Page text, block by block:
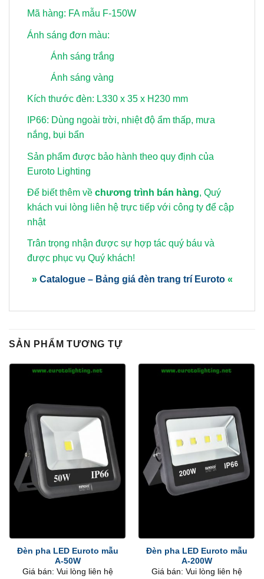
Mã hàng: FA mẫu F-150W
Ánh sáng đơn màu:
Ánh sáng trắng
Ánh sáng vàng
Kích thước đèn: L330 x 35 x H230 mm
IP66: Dùng ngoài trời, nhiệt độ ẩm thấp, mưa
nắng, bụi bẩn
Sản phẩm được bảo hành theo quy định của
Euroto Lighting
Để biết thêm về chương trình bán hàng, Quý
khách vui lòng liên hệ trực tiếp với công ty để cập
nhật
Trân trọng nhận được sự hợp tác quý báu và
được phục vụ Quý khách!
» Catalogue – Bảng giá đèn trang trí Euroto «
SẢN PHẨM TƯƠNG TỰ
Đèn pha LED Euroto mẫu
A-50W
Giá bán: Vui lòng liên hệ
Đèn pha LED Euroto mẫu
A-200W
Giá bán: Vui lòng liên hệ